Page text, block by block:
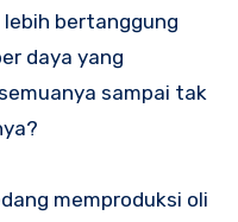
lebih bertanggung
daya yang
sampai tak
memproduksi oli